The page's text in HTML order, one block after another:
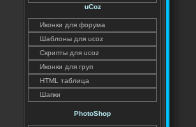
uCoz
Иконки для форума
Шаблоны для ucoz
Скрипты для ucoz
Иконки для груп
HTML таблица
Шапки
PhotoShop